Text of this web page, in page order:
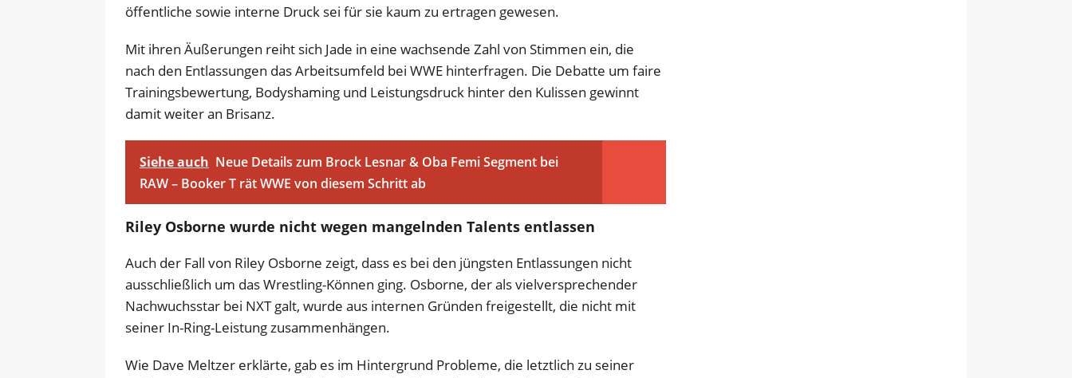
öffentliche sowie interne Druck sei für sie kaum zu ertragen gewesen.
Mit ihren Äußerungen reiht sich Jade in eine wachsende Zahl von Stimmen ein, die
nach den Entlassungen das Arbeitsumfeld bei WWE hinterfragen. Die Debatte um faire
Trainingsbewertung, Bodyshaming und Leistungsdruck hinter den Kulissen gewinnt
damit weiter an Brisanz.
Siehe auch Neue Details zum Brock Lesnar & Oba Femi Segment bei
RAW – Booker T rät WWE von diesem Schritt ab
Riley Osborne wurde nicht wegen mangelnden Talents entlassen
Auch der Fall von Riley Osborne zeigt, dass es bei den jüngsten Entlassungen nicht
ausschließlich um das Wrestling-Können ging. Osborne, der als vielversprechender
Nachwuchsstar bei NXT galt, wurde aus internen Gründen freigestellt, die nicht mit
seiner In-Ring-Leistung zusammenhängen.
Wie Dave Meltzer erklärte, gab es im Hintergrund Probleme, die letztlich zu seiner